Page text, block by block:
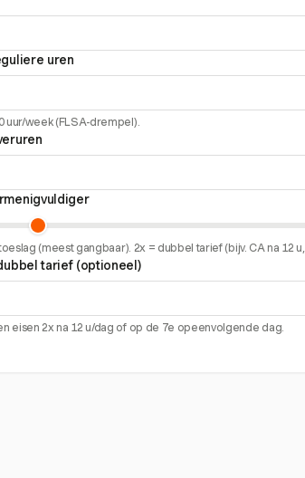
uren
uur/week (FLSA-drempel).
(meest gangbaar). 2x = dubbel tarief (bijv. CA na 12
tarief (optioneel)
eisen 2x na 12 u/dag of op de 7e opeenvolgende dag.